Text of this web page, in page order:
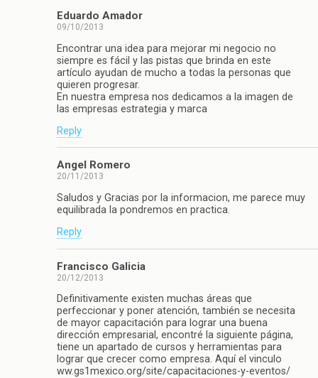
Eduardo Amador
09/10/2013
Encontrar una idea para mejorar mi negocio no
siempre es fácil y las pistas que brinda en este
artículo ayudan de mucho a todas la personas que
quieren progresar.
En nuestra empresa nos dedicamos a la imagen de
las empresas estrategia y marca
Reply
Angel Romero
20/11/2013
Saludos y Gracias por la informacion, me parece muy
equilibrada la pondremos en practica.
Reply
Francisco Galicia
20/12/2013
Definitivamente existen muchas áreas que
perfeccionar y poner atención, también se necesita
de mayor capacitación para lograr una buena
dirección empresarial, encontré la siguiente página,
tiene un apartado de cursos y herramientas para
lograr que crecer como empresa. Aquí el vinculo
ww.gs1mexico.org/site/capacitaciones-y-eventos/